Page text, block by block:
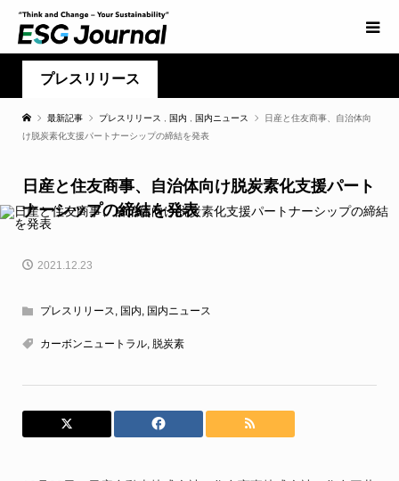
プレスリリース
最新記事 プレスリリース 国内 国内ニュース
日産と住友商事、自治体向
け脱炭素化支援パートナーシップの締結を発表
日産と住友商事、自治体向け脱炭素化支援パート
ナーシップの締結を発表
2021.12.23
プレスリリース, 国内, 国内ニュース
カーボンニュートラル, 脱炭素